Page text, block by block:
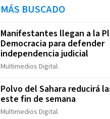
MÁS BUSCADO
Manifestantes llegan a la
Democracia para defender
independencia judicial
Multimedios Digital.
Polvo del Sahara reducirá
este fin de semana
Multimedios Digital.